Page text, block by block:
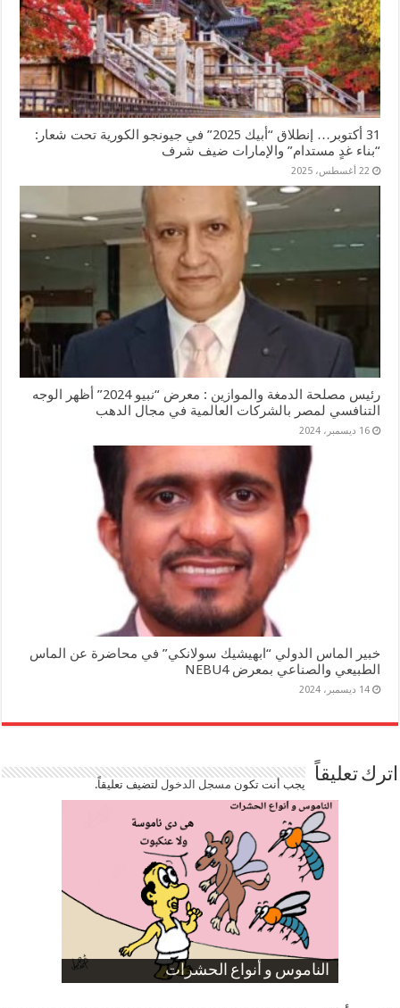
31 أكتوبر… إنطلاق “أبيك 2025” في جيونجو الكورية تحت شعار:
“بناء غدٍ مستدام” والإمارات ضيف شرف
22 أغسطس، 2025
رئيس مصلحة الدمغة والموازين : معرض “نبيو 2024” أظهر الوجه
التنافسي لمصر بالشركات العالمية في مجال الدهب
16 ديسمبر، 2024
خبير الماس الدولي “ابهيشيك سولانكي” في محاضرة عن الماس
الطبيعي والصناعي بمعرض NEBU4
14 ديسمبر، 2024
اترك تعليقاً يجب أنت تكون مسجل الدخوللتضيف تعليقاً.
الناموس و أنواع الحشرات
الموظفين بعد ارتفاع الأسعار
ارتفاع نسبة الطلاق في مصر
صورة كاركاتيرية
صورة كاركاتيرية